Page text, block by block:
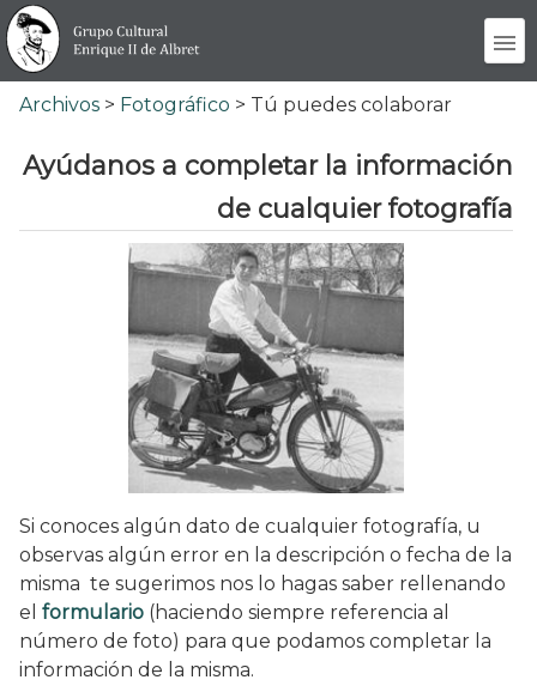
Archivos > Fotográfico > Tú puedes colaborar
Ayúdanos a completar la información
de cualquier fotografía
Si conoces algún dato de cualquier fotografía, u
observas algún error en la descripción o fecha de la
misma te sugerimos nos lo hagas saber rellenando
el formulario (haciendo siempre referencia al
número de foto) para que podamos completar la
información de la misma.